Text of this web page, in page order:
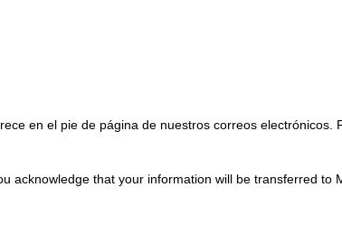
en el pie de página de nuestros correos
acknowledge that your information will be transferred to